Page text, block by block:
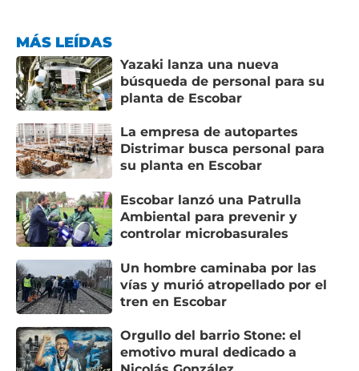
MÁS LEÍDAS
Yazaki lanza una nueva
búsqueda de personal para su
planta de Escobar
La empresa de autopartes
Distrimar busca personal para
su planta en Escobar
Escobar lanzó una Patrulla
Ambiental para prevenir y
controlar microbasurales
Un hombre caminaba por las
vías y murió atropellado por el
tren en Escobar
Orgullo del barrio Stone: el
emotivo mural dedicado a